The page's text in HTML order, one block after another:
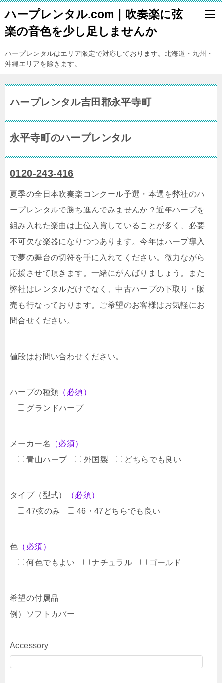
ハープレンタル.com｜吹奏楽に弦
楽の音色を少し足しませんか
ハープレンタルはエリア限定で対応しております。北海道・九州・
沖縄エリアを除きます。
ハープレンタル吉田郡永平寺町
永平寺町のハープレンタル
0120-243-416
夏季の全日本吹奏楽コンクール予選・本選を弊社のハ
ープレンタルで勝ち進んでみませんか？近年ハープを
組み入れた楽曲は上位入賞していることが多く、必要
不可欠な楽器になりつつあります。今年はハープ導入
で夢の舞台の切符を手に入れてください。微力ながら
応援させて頂きます。一緒にがんばりましょう。また
弊社はレンタルだけでなく、中古ハープの下取り・販
売も行なっております。ご希望のお客様はお気軽にお
問合せください。
値段はお問い合わせください。
ハープの種類 （必須）
グランドハープ
メーカー名
（必須）
青山ハープ
外国製 どちらでも良い
タイプ（型式）
（必須）
47弦のみ
46・47どちらでも良い
色 （必須）
何色でもよい
ナチュラル ゴールド
希望の付属品
例）ソフトカバー
Accessory